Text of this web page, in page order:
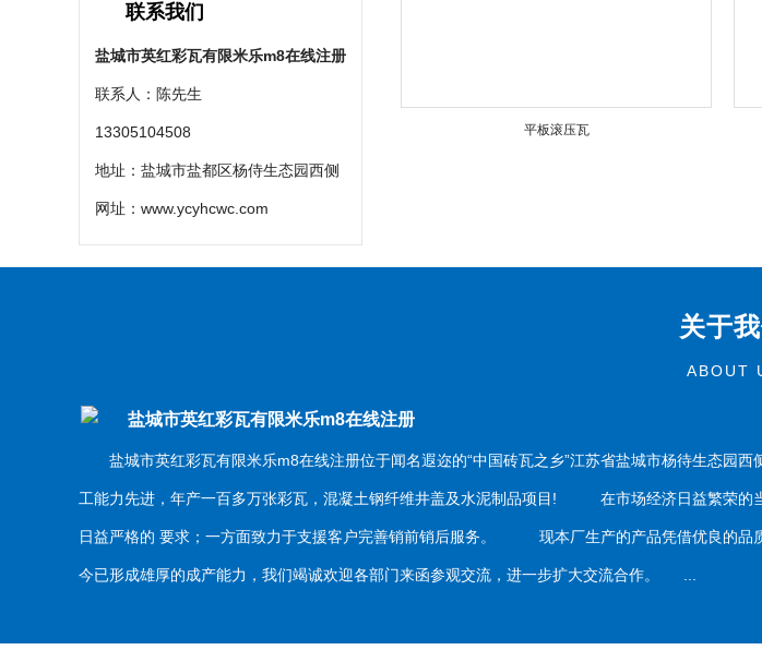
联系我们
盐城市英红彩瓦有限米乐m8在线注册
联系人：陈先生
13305104508
地址：盐城市盐都区杨侍生态园西侧
网址： www.ycyhcwc.com
平板滚压瓦
关于
ABOUT
盐城市英红彩瓦有限米乐m8在线注册
盐城市英红彩瓦有限米乐m8在线注册位于闻名遐迩的“中国砖瓦之乡”江苏省盐城市杨待生态园
工能力先进，年产一百多万张彩瓦，混凝土钢纤维井盖及水泥制品项目! 在市场经济日益繁荣的
日益严格的 要求；一方面致力于支援客户完善销前销后服务。 现本厂生产的产品凭借优良的品
今已形成雄厚的成产能力，我们竭诚欢迎各部门来函参观交流，进一步扩大交流合作。 ...